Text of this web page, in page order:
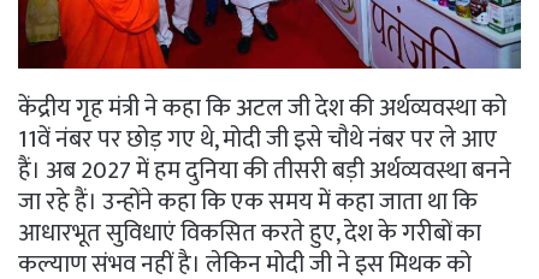
केंद्रीय गृह मंत्री ने कहा कि अटल जी देश की अर्थव्यवस्था को
11वें नंबर पर छोड़ गए थे, मोदी जी इसे चौथे नंबर पर ले आए
हैं। अब 2027 में हम दुनिया की तीसरी बड़ी अर्थव्यवस्था बनने
जा रहे हैं। उन्होंने कहा कि एक समय में कहा जाता था कि
आधारभूत सुविधाएं विकसित करते हुए, देश के गरीबों का
कल्याण संभव नहीं है। लेकिन मोदी जी ने इस मिथक को